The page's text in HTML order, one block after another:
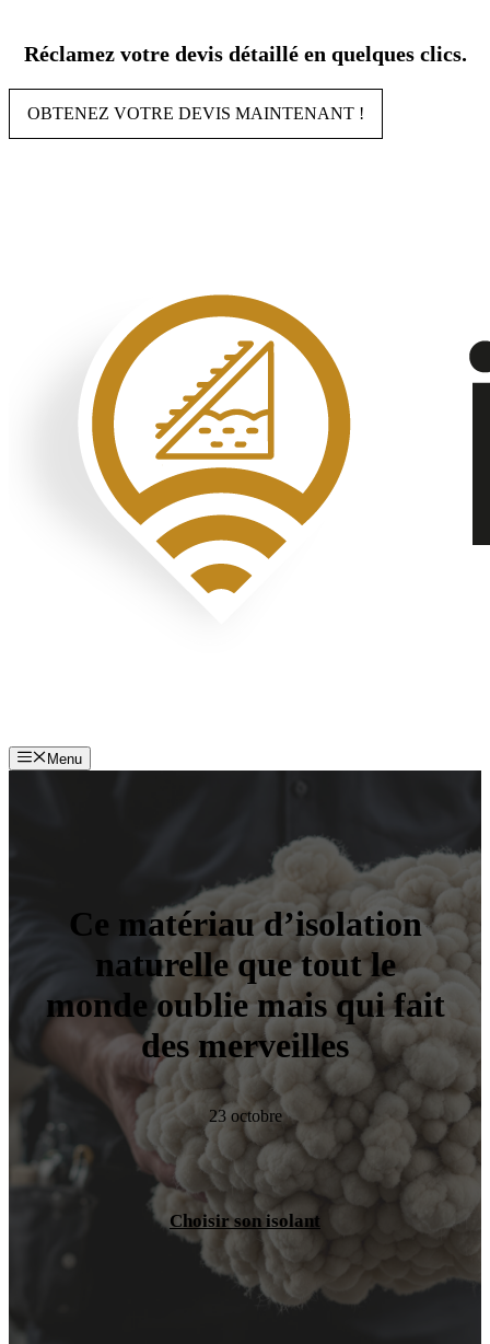
contenu
Réclamez votre devis détaillé en quelques clics.
OBTENEZ VOTRE DEVIS MAINTENANT !
Menu
Ce matériau d’isolation
naturelle que tout le
monde oublie mais qui fait
des merveilles
23 octobre
Choisir son isolant